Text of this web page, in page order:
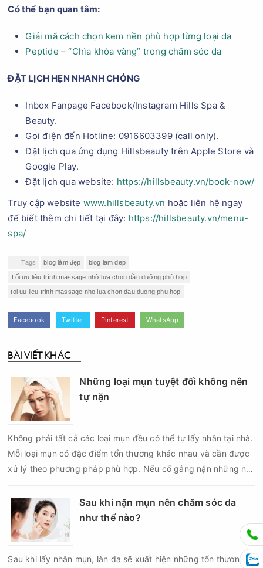
Có thể bạn quan tâm:
Giải mã cách chọn kem nền phù hợp từng loại da
Peptide – “Chìa khóa vàng” trong chăm sóc da
ĐẶT LỊCH HẸN NHANH CHÓNG
Inbox Fanpage Facebook/Instagram Hills Spa &
Beauty.
Gọi điện đến Hotline: 0916603399 (call only).
Đặt lịch qua ứng dụng Hillsbeauty trên Apple Store và
Google Play.
Đặt lịch qua website: https://hillsbeauty.vn/book-now/
Truy cập website www.hillsbeauty.vn hoặc liên hệ ngay
để biết thêm chi tiết tại đây: https://hillsbeauty.vn/menu-
spa/
Tags blog làm đẹp blog lam dep
Tối ưu liệu trình massage nhờ lựa chọn dầu dưỡng phù hợp
toi uu lieu trinh massage nho lua chon dau duong phu hop
Facebook Twitter Pinterest WhatsApp
BÀI VIẾT KHÁC
Những loại mụn tuyệt đối không nên
tự nặn
Không phải tất cả các loại mụn đều có thể tự lấy nhân tại nhà.
Mỗi loại mụn có đặc điểm tổn thương khác nhau và cần được
xử lý theo phương pháp phù hợp. Nếu cố gắng nặn những nốt
nên nghiêm trọng hơn, làm tăng nguy cơ nhiễm trùng, để lại
thâm hoặc sẹo khó phục hồi.
Sau khi nặn mụn nên chăm sóc da
như thế nào?
Sau khi lấy nhân mụn, làn da sẽ xuất hiện những tổn thương vi